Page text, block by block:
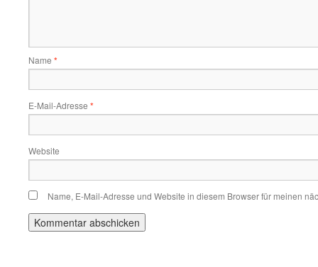
Name *
E-Mail-Adresse *
Website
Name, E-Mail-Adresse und Website in diesem Browser für meinen